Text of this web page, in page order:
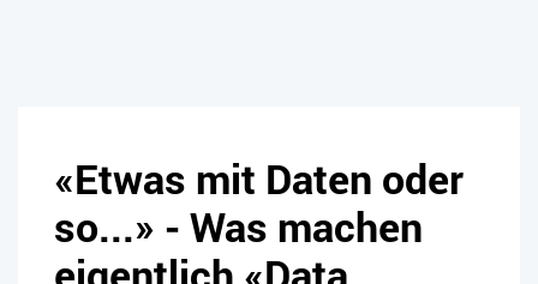
«Etwas mit Daten oder
so...» - Was machen